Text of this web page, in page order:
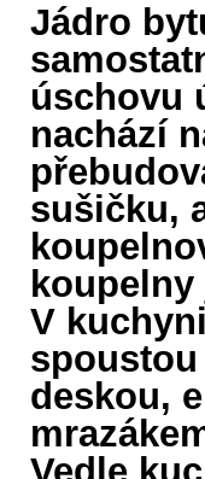
Jádro
úschovu
nachází
sušičku,
V
deskou,